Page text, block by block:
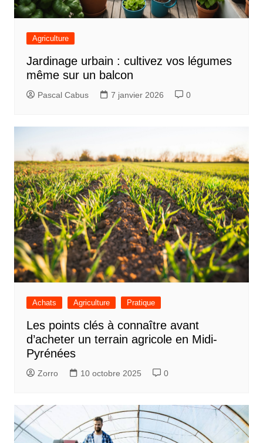
Agriculture
Jardinage urbain : cultivez vos légumes
même sur un balcon
Pascal Cabus 7 janvier 2026 0
Achats Agriculture Pratique
Les points clés à connaître avant
d’acheter un terrain agricole en Midi-
Pyrénées
Zorro 10 octobre 2025 0